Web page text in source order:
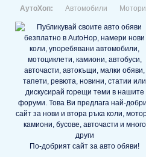
АутоХоп: Автомобили Мотори
По-добрият сайт за авто обяви!